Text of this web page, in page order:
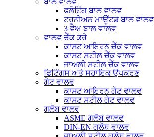
ਬਾਲ ਵਾਲਵ
ਫਲੋਟਿੰਗ ਬਾਲ ਵਾਲਵ
ਟਰੂਨੀਅਨ ਮਾਊਂਟਡ ਬਾਲ ਵਾਲਵ
3 ਵੇਅ ਬਾਲ ਵਾਲਵ
ਵਾਲਵ ਚੈੱਕ ਕਰੋ
ਕਾਸਟ ਆਇਰਨ ਚੈੱਕ ਵਾਲਵ
ਕਾਸਟ ਸਟੀਲ ਚੈੱਕ ਵਾਲਵ
ਜਾਅਲੀ ਸਟੀਲ ਚੈੱਕ ਵਾਲਵ
ਫਿਟਿੰਗਸ ਅਤੇ ਸਹਾਇਕ ਉਪਕਰਣ
ਗੇਟ ਵਾਲਵ
ਕਾਸਟ ਆਇਰਨ ਗੇਟ ਵਾਲਵ
ਕਾਸਟ ਸਟੀਲ ਗੇਟ ਵਾਲਵ
ਗਲੋਬ ਵਾਲਵ
ASME ਗਲੋਬ ਵਾਲਵ
DIN-EN ਗਲੋਬ ਵਾਲਵ